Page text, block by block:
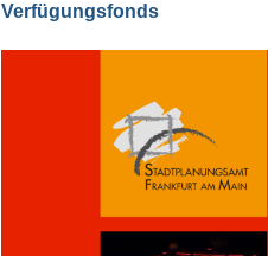
Verfügungsfonds